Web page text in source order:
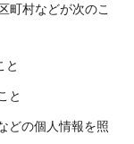
町村などが次のこ
と
と
どの個人情報を照